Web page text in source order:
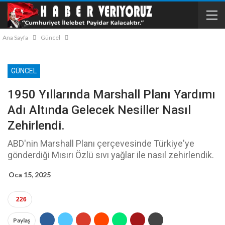
Ana Sayfa Güncel
GÜNCEL
1950 Yıllarında Marshall Planı Yardımı
Adı Altında Gelecek Nesiller Nasıl
Zehirlendi.
ABD'nin Marshall Planı çerçevesinde Türkiye'ye
gönderdiği Mısırı Özlü sıvı yağlar ile nasıl zehirlendik.
Oca 15, 2025
226
Paylaş